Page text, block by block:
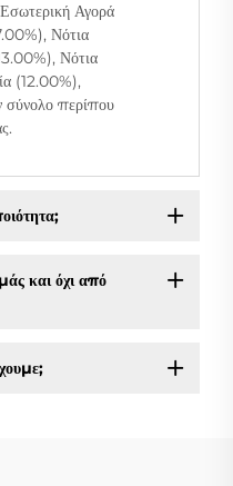
Αγορά
Νότια
Νότια
(12.00%),
περίπου
και όχι από